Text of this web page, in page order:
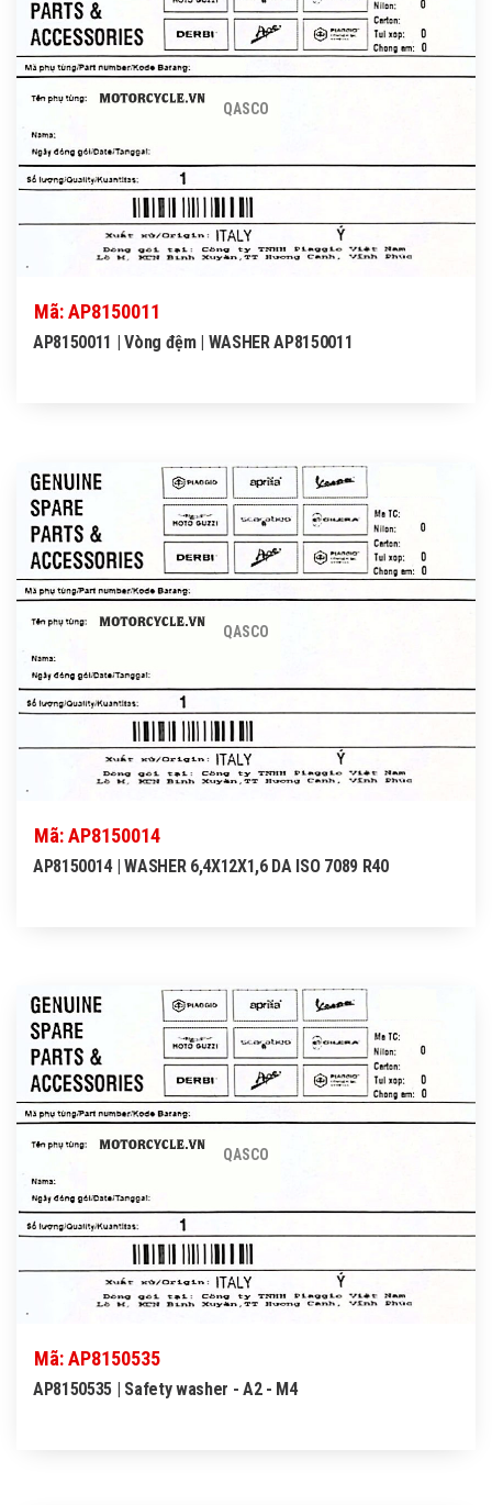
QASCO
Mã: AP8150011
AP8150011 | Vòng đệm | WASHER AP8150011
QASCO
Mã: AP8150014
AP8150014 | WASHER 6,4X12X1,6 DA ISO 7089 R40
QASCO
Mã: AP8150535
AP8150535 | Safety washer - A2 - M4